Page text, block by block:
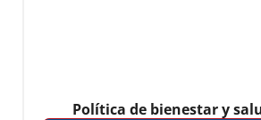
Política de bienestar y